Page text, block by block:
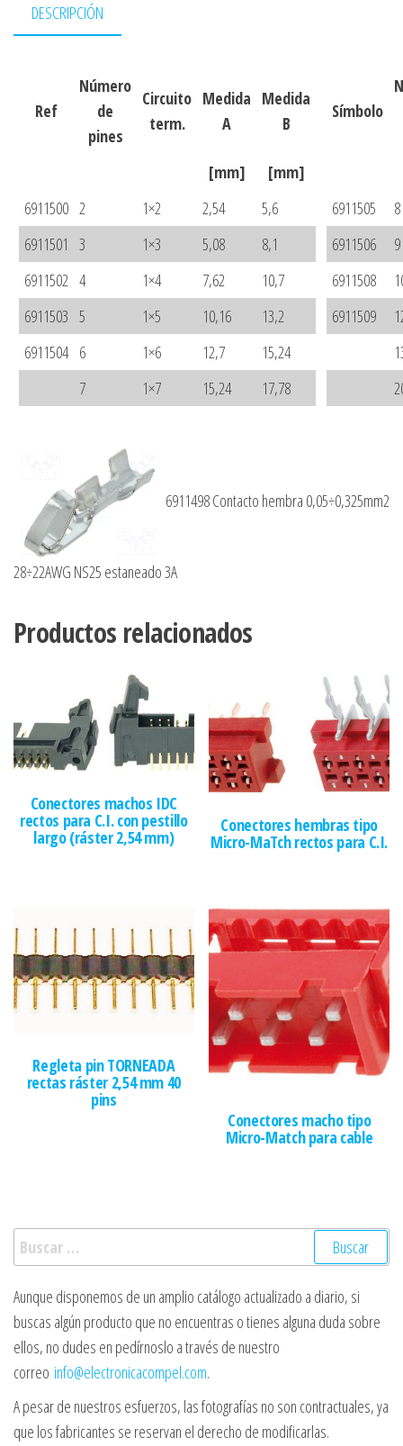
DESCRIPCIÓN
Ref
Número
de
pines
Circuito
term.
Medida
A
Medida
B
[mm]
[mm]
6911500 2 1×2 2,54
5,6
6911501 3 1×3 5,08
8,1
6911502 4 1×4 7,62
10,7
6911503 5 1×5 10,16
13,2
6911504 6 1×6 12,7
15,24
7
1×7 15,24 17,78
Símbolo
6911505
8
6911506
9
6911508
6911509
6911498 Contacto hembra 0,05÷0,325mm2
28÷22AWG NS25 estaneado 3A
Productos relacionados
Conectores machos IDC
rectos para C.I. con pestillo
largo (ráster 2,54 mm)
Conectores hembras tipo
Micro-MaTch rectos para C.I.
Regleta pin TORNEADA
rectas ráster 2,54 mm 40
pins
Conectores macho tipo
Micro-Match para cable
Buscar:
Aunque disponemos de un amplio catálogo actualizado a diario, si
buscas algún producto que no encuentras o tienes alguna duda sobre
ellos, no dudes en pedírnoslo a través de nuestro
correo info@electronicacompel.com.
A pesar de nuestros esfuerzos, las fotografías no son contractuales, ya
que los fabricantes se reservan el derecho de modificarlas.